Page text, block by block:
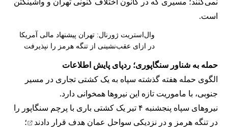
است.
وال‌استریت ژورنال: تهران پیشنهاد مالی آمریکا
در ازای عقب‌نشینی از تنگه هرمز را نپذیرفت
حمله به شناور سنگاپوری؛ ردپای پایش اطلاعات
الگوی حمله هفته گذشته سپاه به یک کشتی تجاری در مسیر
جنوبی، با ماموریت تازه این نیروها همخوانی دارد.
نیروهای سپاه پنجشنبه ۴ تیر یک کشتی باری با پرچم سنگاپور را
در تنگه هرمز و در نزدیکی سواحل عمان هدف قرار دادند
؛